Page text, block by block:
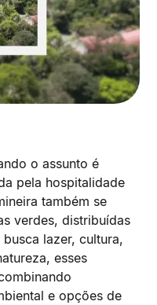
o assunto é
pela hospitalidade
também se
verdes, distribuídas
lazer, cultura,
esses
e opções de